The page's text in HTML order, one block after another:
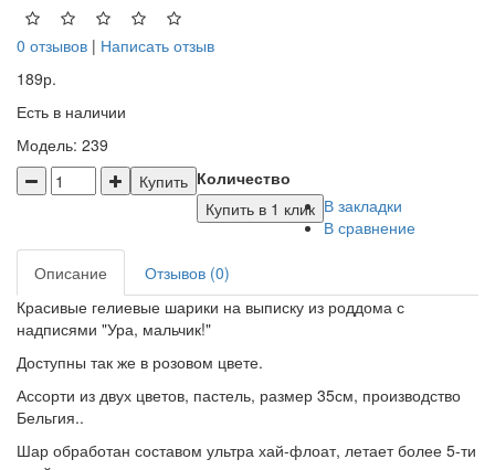
0 отзывов | Написать отзыв
189р.
Есть в наличии
Модель: 239
Количество
Купить
Купить в 1 клик В закладки
В сравнение
Описание
Отзывов (0)
Красивые гелиевые шарики на выписку из роддома с
надписями "Ура, мальчик!"
Доступны так же в розовом цвете.
Ассорти из двух цветов, пастель, размер 35см, производство
Бельгия..
Шар обработан составом ультра хай-флоат, летает более 5-ти